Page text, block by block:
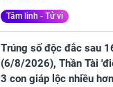
Tâm linh - Tử vi
Trúng số độc đắc sau
(6/8/2026), Thần Tài
3 con giáp lộc nhiều